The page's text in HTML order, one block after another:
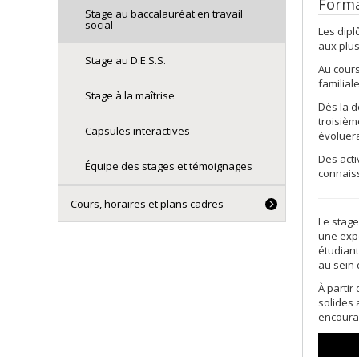
Les
aux
Au
Dès la
Des
Le
une
au sein
À partir
solides
Stage au baccalauréat en travail
social
Stage au D.E.S.S.
Stage à la maîtrise
Capsules interactives
Équipe des stages et témoignages
Cours, horaires et plans cadres